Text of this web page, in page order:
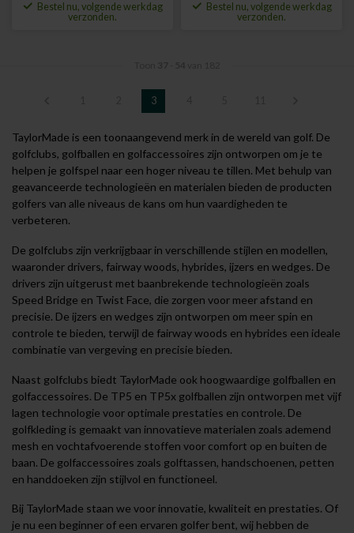
Bestel nu, volgende werkdag
verzonden.
Bestel nu, volgende werkdag
verzonden.
3
TaylorMade is een toonaangevend merk in de wereld van golf. De
golfclubs, golfballen en golfaccessoires zijn ontworpen om je te
helpen je golfspel naar een hoger niveau te tillen. Met behulp van
geavanceerde technologieën en materialen bieden de producten
golfers van alle niveaus de kans om hun vaardigheden te
verbeteren.
De golfclubs zijn verkrijgbaar in verschillende stijlen en modellen,
waaronder drivers, fairway woods, hybrides, ijzers en wedges. De
drivers zijn uitgerust met baanbrekende technologieën zoals
Speed Bridge en Twist Face, die zorgen voor meer afstand en
precisie. De ijzers en wedges zijn ontworpen om meer spin en
controle te bieden, terwijl de fairway woods en hybrides een ideale
combinatie van vergeving en precisie bieden.
Naast golfclubs biedt TaylorMade ook hoogwaardige golfballen en
golfaccessoires. De TP5 en TP5x golfballen zijn ontworpen met vijf
lagen technologie voor optimale prestaties en controle. De
golfkleding is gemaakt van innovatieve materialen zoals ademend
mesh en vochtafvoerende stoffen voor comfort op en buiten de
baan. De golfaccessoires zoals golftassen, handschoenen, petten
en handdoeken zijn stijlvol en functioneel.
Bij TaylorMade staan we voor innovatie, kwaliteit en prestaties. Of
je nu een beginner of een ervaren golfer bent, wij hebben de